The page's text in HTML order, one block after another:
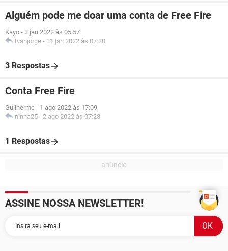
Alguém pode me doar uma conta de Free Fire
Kayo - 3 jan 2022 às 05:57
Ivanjorge - 31 jan 2022 às 07:20
3 Respostas
Conta Free Fire
Guilherme - 1 ago 2022 às 17:09
ninha25 - 2 ago 2022 às 07:28
1 Respostas
ASSINE NOSSA NEWSLETTER!